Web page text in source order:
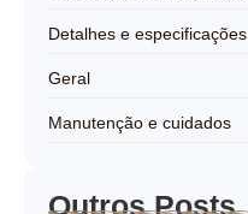
Detalhes e especificações
Geral
Manutenção e cuidados
Outros Posts